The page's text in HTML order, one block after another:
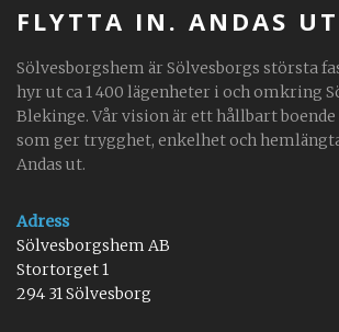
FLYTTA IN. ANDAS
Sölvesborgshem är Sölvesborgs största
hyr ut ca 1 400 lägenheter i och omkring
Blekinge. Vår vision är ett hållbart
som ger trygghet, enkelhet och
Andas ut.
Adress
Sölvesborgshem AB
Stortorget 1
294 31 Sölvesborg